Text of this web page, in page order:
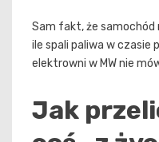
Sam fakt, że samochód
ile spali paliwa w czasie
elektrowni w MW nie
Jak